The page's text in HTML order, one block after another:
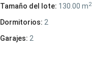
Tamaño del lote: 130.00 m2
Dormitorios: 2
Garajes: 2